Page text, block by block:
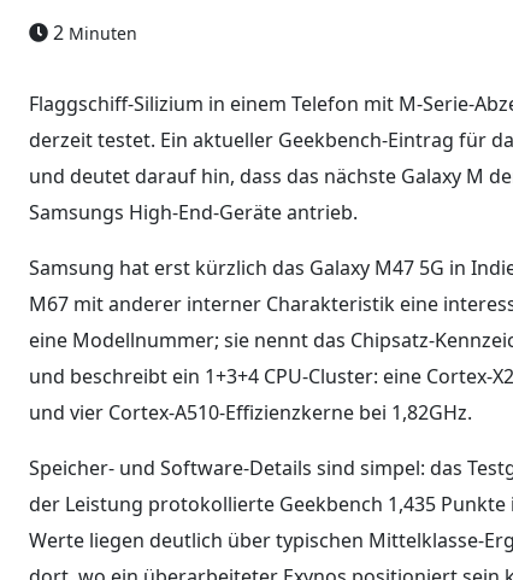
2 Minuten
Flaggschiff-Silizium in einem Telefon mit M‑Serie-
derzeit testet. Ein aktueller Geekbench-Eintrag für
und deutet darauf hin, dass das nächste Galaxy M
Samsungs High-End-Geräte antrieb.
Samsung hat erst kürzlich das Galaxy M47 5G in
M67 mit anderer interner Charakteristik eine
eine Modellnummer; sie nennt das Chipsatz-
und beschreibt ein 1+3+4 CPU-Cluster: eine Cortex-
und vier Cortex-A510-Effizienzkerne bei 1,82GHz.
Speicher- und Software-Details sind simpel: das
der Leistung protokollierte Geekbench 1,435
Werte liegen deutlich über typischen Mittelklasse-